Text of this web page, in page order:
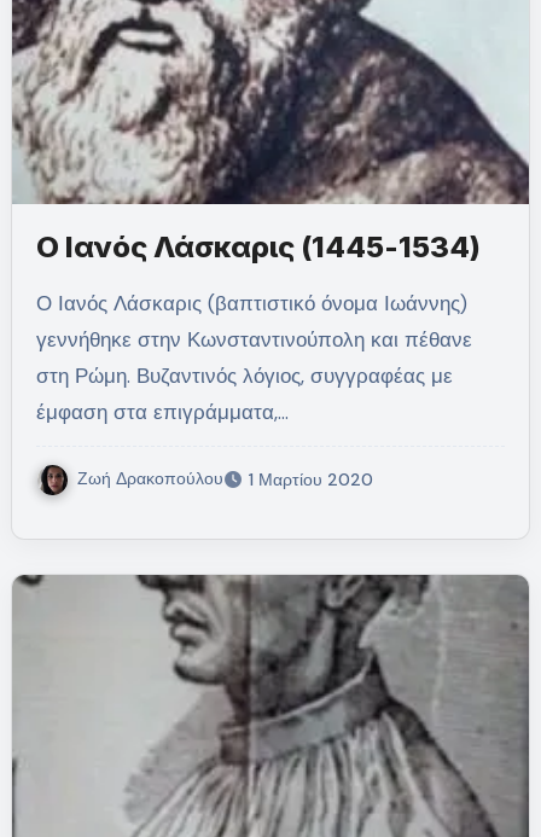
Ο Ιανός Λάσκαρις (1445-1534)
Ο Ιανός Λάσκαρις (βαπτιστικό όνομα Ιωάννης)
γεννήθηκε στην Κωνσταντινούπολη και πέθανε
στη Ρώμη. Βυζαντινός λόγιος, συγγραφέας με
έμφαση στα επιγράμματα,…
Ζωή Δρακοπούλου 1 Μαρτίου 2020